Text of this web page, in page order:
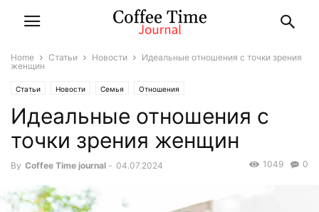
Home Статьи Новости
Идеальные отношения с точки зрения
женщин
Статьи Новости Семья Отношения
Идеальные отношения с
точки зрения женщин
By Coffee Time journal - 04.07.2024 0
1049